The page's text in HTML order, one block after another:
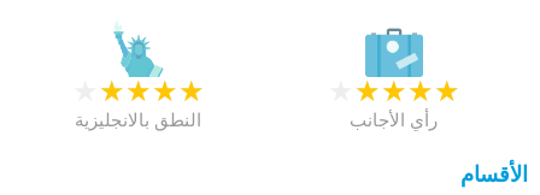
★
★
★
★
النطق بالانجليزية
★
★
★
★
رأي الأجانب
الأقسام